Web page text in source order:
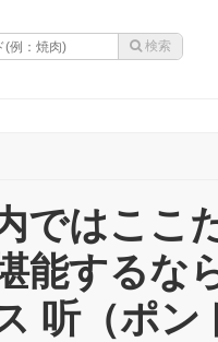
ではここ
能するな
听（ポン